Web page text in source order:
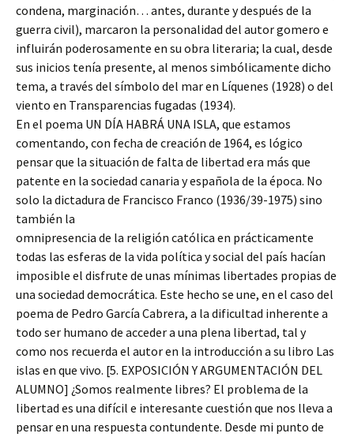
condena, marginación… antes, durante y después de la
guerra civil), marcaron la personalidad del autor gomero e
influirán poderosamente en su obra literaria; la cual, desde
sus inicios tenía presente, al menos simbólicamente dicho
tema, a través del símbolo del mar en Líquenes (1928) o del
viento en Transparencias fugadas (1934).
En el poema UN DÍA HABRÁ UNA ISLA, que estamos
comentando, con fecha de creación de 1964, es lógico
pensar que la situación de falta de libertad era más que
patente en la sociedad canaria y española de la época. No
solo la dictadura de Francisco Franco (1936/39-1975) sino
también la
omnipresencia de la religión católica en prácticamente
todas las esferas de la vida política y social del país hacían
imposible el disfrute de unas mínimas libertades propias de
una sociedad democrática. Este hecho se une, en el caso del
poema de Pedro García Cabrera, a la dificultad inherente a
todo ser humano de acceder a una plena libertad, tal y
como nos recuerda el autor en la introducción a su libro Las
islas en que vivo. [5. EXPOSICIÓN Y ARGUMENTACIÓN DEL
ALUMNO] ¿Somos realmente libres? El problema de la
libertad es una difícil e interesante cuestión que nos lleva a
pensar en una respuesta contundente. Desde mi punto de